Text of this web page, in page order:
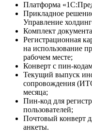
Платформа
Прикладное
Управление
Комплект
Регистрационная
на использование
рабочем месте;
Конверт с пин-
Текущий выпуск
сопровождения
месяца;
Пин-код для
пользователей;
Почтовый конверт
анкеты.